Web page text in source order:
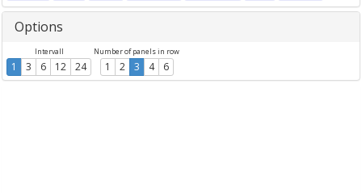
Options
Intervall
1 3 6 12 24
Number of panels in row
1 2 3 4 6